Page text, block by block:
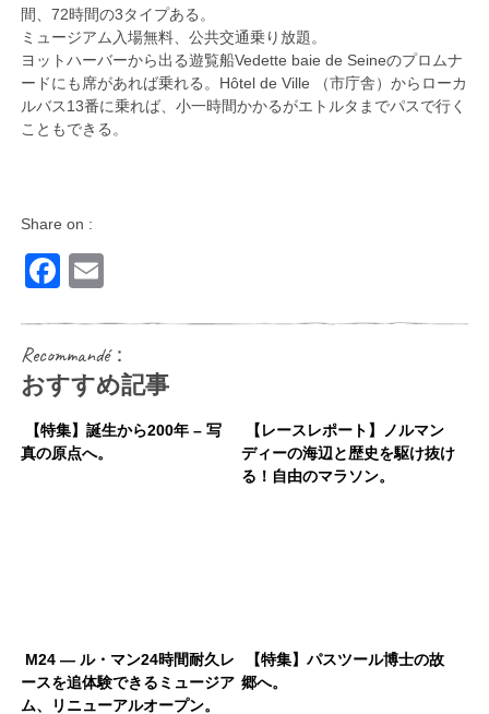
間、72時間の3タイプある。
ミュージアム入場無料、公共交通乗り放題。
ヨットハーバーから出る遊覧船Vedette baie de Seineのプロムナ
ードにも席があれば乗れる。Hôtel de Ville （市庁舎）からローカ
ルバス13番に乗れば、小一時間かかるがエトルタまでパスで行く
こともできる。
Share on :
Facebook
Recommandé：
おすすめ記事
【特集】誕生から200年 – 写
真の原点へ。
【レースレポート】ノルマン
ディーの海辺と歴史を駆け抜け
る！自由のマラソン。
M24 — ル・マン24時間耐久レ
ースを追体験できるミュージア
ム、リニューアルオープン。
【特集】パスツール博士の故
郷へ。